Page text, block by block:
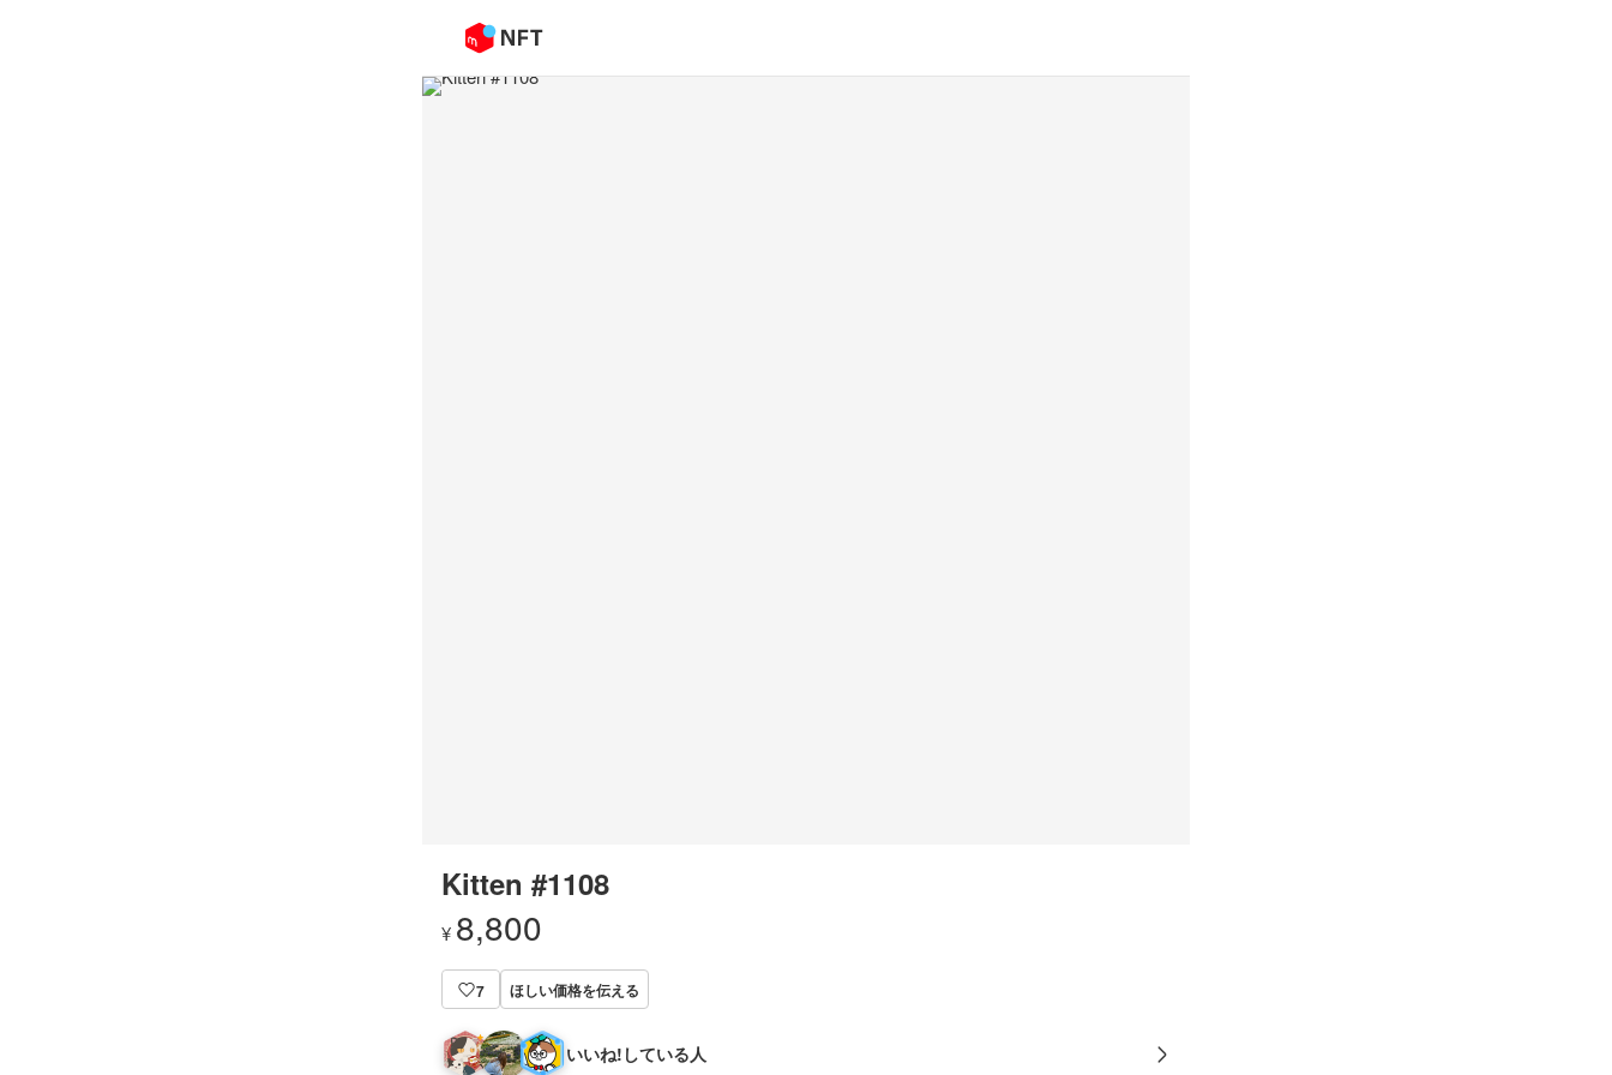
Kitten #1108
¥ 8,800
7 ほしい価格を伝える
いいね!している人